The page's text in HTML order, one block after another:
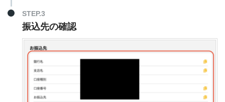
STEP.3
振込先の確認